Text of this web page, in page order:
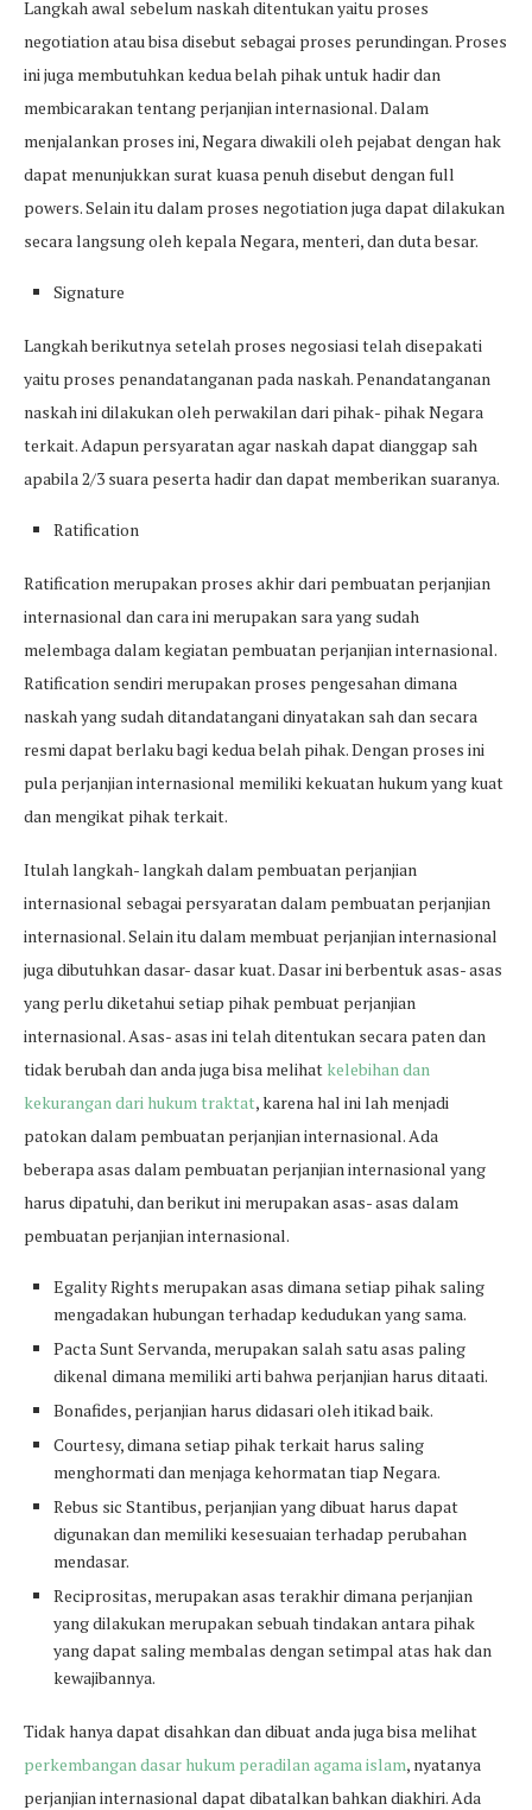
Langkah awal sebelum naskah ditentukan yaitu proses
negotiation atau bisa disebut sebagai proses perundingan. Proses
ini juga membutuhkan kedua belah pihak untuk hadir dan
membicarakan tentang perjanjian internasional. Dalam
menjalankan proses ini, Negara diwakili oleh pejabat dengan hak
dapat menunjukkan surat kuasa penuh disebut dengan full
powers. Selain itu dalam proses negotiation juga dapat dilakukan
secara langsung oleh kepala Negara, menteri, dan duta besar.
Signature
Langkah berikutnya setelah proses negosiasi telah disepakati
yaitu proses penandatanganan pada naskah. Penandatanganan
naskah ini dilakukan oleh perwakilan dari pihak- pihak Negara
terkait. Adapun persyaratan agar naskah dapat dianggap sah
apabila 2/3 suara peserta hadir dan dapat memberikan suaranya.
Ratification
Ratification merupakan proses akhir dari pembuatan perjanjian
internasional dan cara ini merupakan sara yang sudah
melembaga dalam kegiatan pembuatan perjanjian internasional.
Ratification sendiri merupakan proses pengesahan dimana
naskah yang sudah ditandatangani dinyatakan sah dan secara
resmi dapat berlaku bagi kedua belah pihak. Dengan proses ini
pula perjanjian internasional memiliki kekuatan hukum yang kuat
dan mengikat pihak terkait.
Itulah langkah- langkah dalam pembuatan perjanjian
internasional sebagai persyaratan dalam pembuatan perjanjian
internasional. Selain itu dalam membuat perjanjian internasional
juga dibutuhkan dasar- dasar kuat. Dasar ini berbentuk asas- asas
yang perlu diketahui setiap pihak pembuat perjanjian
internasional. Asas- asas ini telah ditentukan secara paten dan
tidak berubah dan anda juga bisa melihat kelebihan dan
kekurangan dari hukum traktat, karena hal ini lah menjadi
patokan dalam pembuatan perjanjian internasional. Ada
beberapa asas dalam pembuatan perjanjian internasional yang
harus dipatuhi, dan berikut ini merupakan asas- asas dalam
pembuatan perjanjian internasional.
Egality Rights merupakan asas dimana setiap pihak saling
mengadakan hubungan terhadap kedudukan yang sama.
Pacta Sunt Servanda, merupakan salah satu asas paling
dikenal dimana memiliki arti bahwa perjanjian harus ditaati.
Bonafides, perjanjian harus didasari oleh itikad baik.
Courtesy, dimana setiap pihak terkait harus saling
menghormati dan menjaga kehormatan tiap Negara.
Rebus sic Stantibus, perjanjian yang dibuat harus dapat
digunakan dan memiliki kesesuaian terhadap perubahan
mendasar.
Reciprositas, merupakan asas terakhir dimana perjanjian
yang dilakukan merupakan sebuah tindakan antara pihak
yang dapat saling membalas dengan setimpal atas hak dan
kewajibannya.
Tidak hanya dapat disahkan dan dibuat anda juga bisa melihat
perkembangan dasar hukum peradilan agama islam, nyatanya
perjanjian internasional dapat dibatalkan bahkan diakhiri. Ada